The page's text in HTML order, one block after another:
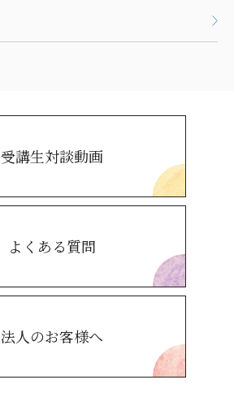
受講生対談動画
よくある質問
法人のお客様へ